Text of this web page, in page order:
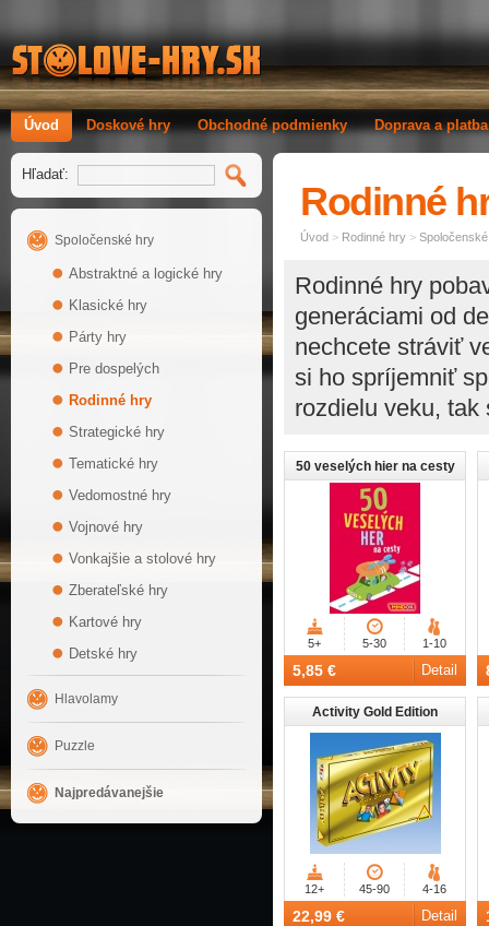
Úvod Doskové hry Obchodné podmienky Doprava a platba
Hľadať:
Spoločenské hry
Abstraktné a logické hry
Klasické hry
Párty hry
Pre dospelých
Rodinné hry
Strategické hry
Tematické hry
Vedomostné hry
Vojnové hry
Vonkajšie a stolové hry
Zberateľské hry
Kartové hry
Detské hry
Hlavolamy
Puzzle
Najpredávanejšie
Rodinné
Úvod > Rodinné hry >
Rodinné hry
generáciami od
nechcete stráviť
si ho spríjemniť
rozdielu veku, tak
50 veselých hier na cesty
5+ 5-30 1-10
5,85 € Detail
Activity Gold Edition
12+ 45-90 4-16
22,99 € Detail